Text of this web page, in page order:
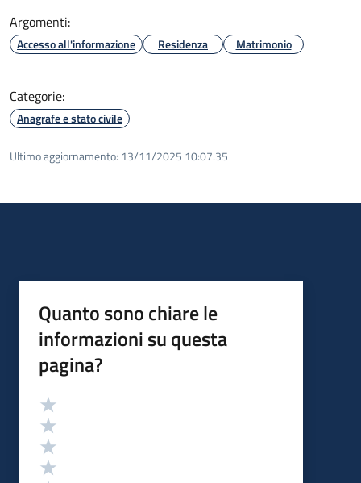
Argomenti:
Accesso all'informazione Residenza Matrimonio
Categorie:
Anagrafe e stato civile
Ultimo aggiornamento: 13/11/2025 10:07.35
Quanto sono chiare le
informazioni su questa
pagina?
Valutazione